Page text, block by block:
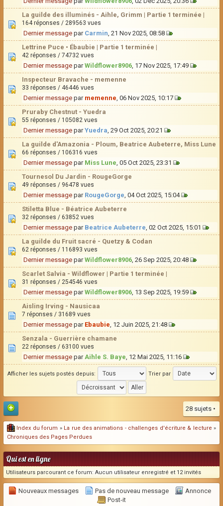
La guilde des illuminés - Aihle, Grimm | Partie 1 terminée |
164 réponses / 289563 vues
Dernier message par Carmin, 21 Nov 2025, 08:58
Lettrine Puce • Ébaubie | Partie 1 terminée |
42 réponses / 74732 vues
Dernier message parWildflower8906, 17 Nov 2025, 17:49
Inspecteur Bravache - memenne
33 réponses / 46446 vues
Dernier message par memenne, 06 Nov 2025, 10:17
Pruraby Chestnut - Yuedra
55 réponses / 105082 vues
Dernier message parYuedra, 29 Oct 2025, 20:21
La guilde d'Amazonia - Ploum, Beatrice Aubeterre, Miss Lune
66 réponses / 106316 vues
Dernier message par Miss Lune, 05 Oct 2025, 23:31
Tournesol Du Jardin - RougeGorge
49 réponses / 96478 vues
Dernier message par RougeGorge, 04 Oct 2025, 15:04
Stiletta Blue - Béatrice Aubeterre
32 réponses / 63852 vues
Dernier message par Beatrice Aubeterre, 02 Oct 2025, 15:01
La guilde du Fruit sacré - Quetzy & Codan
62 réponses / 116893 vues
Dernier message parWildflower8906, 26 Sep 2025, 20:48
Scarlet Salvia - Wildflower | Partie 1 terminée |
31 réponses / 254546 vues
Dernier message parWildflower8906, 13 Sep 2025, 19:59
Aisling Irving - Nausicaa
7 réponses / 31689 vues
Dernier message par Ebaubie, 12 Juin 2025, 21:48
Senzala - Guerrière chamane
22 réponses / 63100 vues
Dernier message parAihle S. Baye, 12 Mai 2025, 11:16
Afficher les sujets postés depuis: Trier par
28 sujets •
Index du forum » La rue des animations - challenges d'écriture & lecture »
Chroniques des Pages Perdues
Qui est en ligne
Utilisateurs parcourant ce forum: Aucun utilisateur enregistré et 12 invités
Nouveaux messages Pas de nouveau message
Annonce
Post-it